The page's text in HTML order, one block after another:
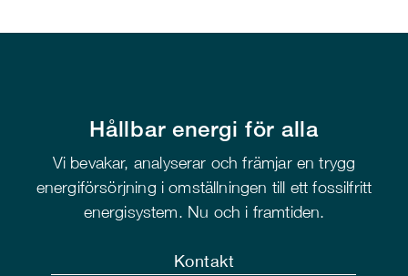
Hållbar energi för alla
Vi bevakar, analyserar och främjar en trygg
energiförsörjning i omställningen till ett fossilfritt
energisystem. Nu och i framtiden.
Kontakt